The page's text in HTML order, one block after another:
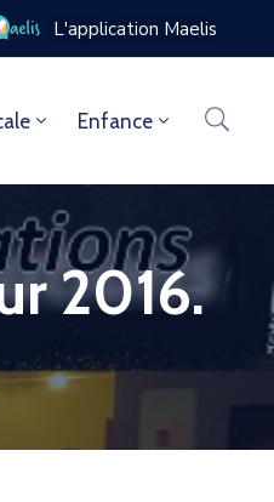
L'application Maelis
Enfance
2016.